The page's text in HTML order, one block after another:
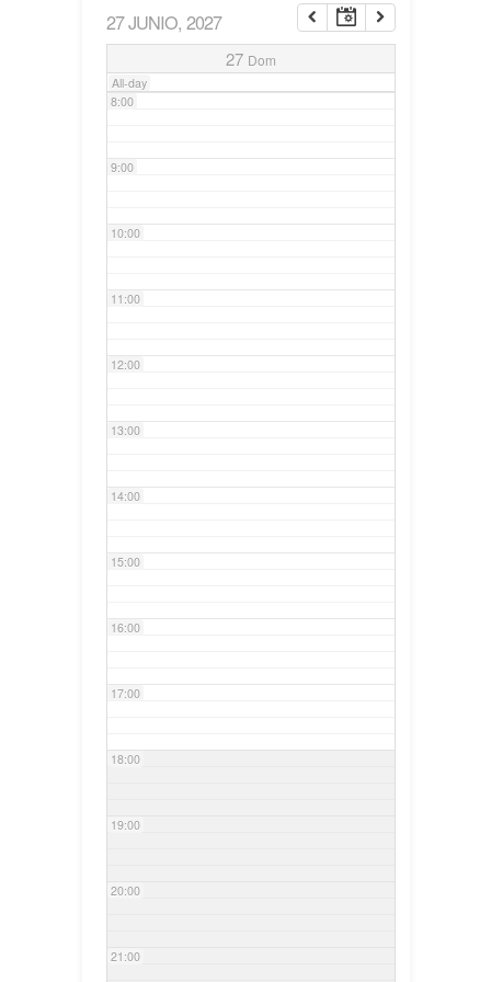
27 JUNIO, 2027
27 Dom
All-day
7:00
8:00
9:00
10:00
11:00
12:00
13:00
14:00
15:00
16:00
17:00
18:00
19:00
20:00
21:00